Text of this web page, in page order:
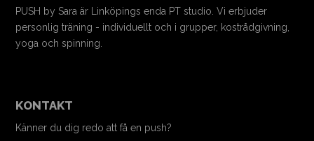
PUSH by Sara är Linköpings enda PT studio. Vi erbjuder
personlig träning - individuellt och i grupper, kostrådgivning,
yoga och spinning.
KONTAKT
Känner du dig redo att få en push?